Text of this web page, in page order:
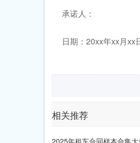
承诺人：
日期：20xx年xx月xx
相关推荐
2025年租车合同样本合集